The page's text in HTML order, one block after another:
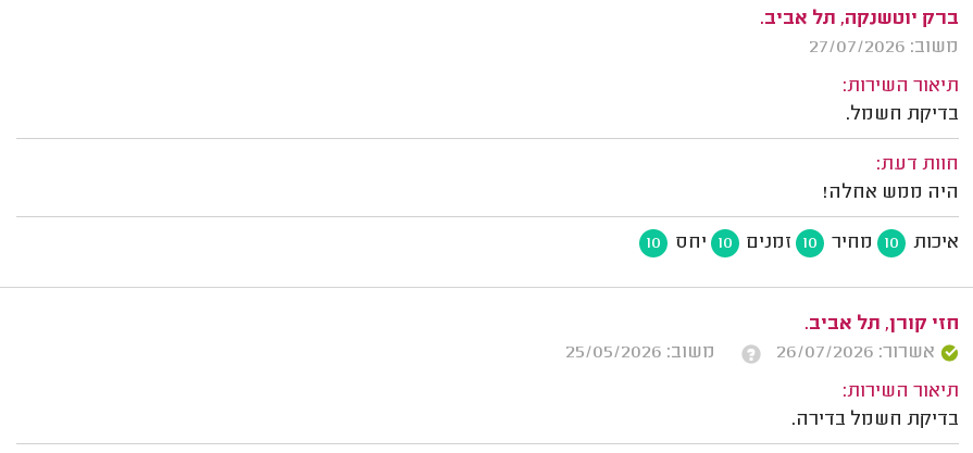
ברק יוטשנקה, תל אביב.
משוב: 27/07/2026
תיאור השירות:
בדיקת חשמל.
חוות דעת:
היה ממש אחלה!
איכות 10 מחיר 10 זמנים 10 יחס 10
חזי קורן, תל אביב.
אשרור: 26/07/2026
משוב: 25/05/2026
תיאור השירות:
בדיקת חשמל בדירה.